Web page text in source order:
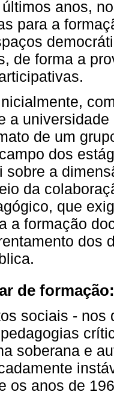
anos,
para a
de forma a
a
de um
dos
sobre a
da
que
a formação
dos
de
sociais -
soberana e
os anos de